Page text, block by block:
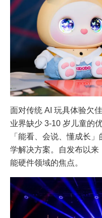
面对传统 AI 玩具体验欠
业界缺少 3-10 岁儿童的
「能看、会说、懂成长
学解决方案。自发布以
能硬件领域的焦点。